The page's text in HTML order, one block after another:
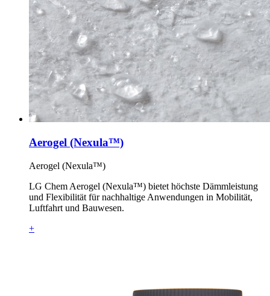
Aerogel (Nexula™)
Aerogel (Nexula™)
LG Chem Aerogel (Nexula™) bietet höchste Dämmleistung
und Flexibilität für nachhaltige Anwendungen in Mobilität,
Luftfahrt und Bauwesen.
+